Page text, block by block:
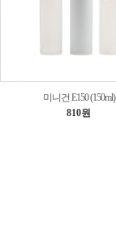
미니건 E150 (150ml)
810원